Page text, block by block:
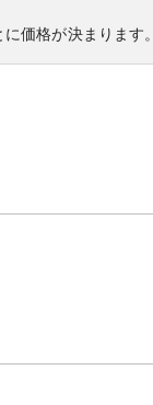
価格が決まります。